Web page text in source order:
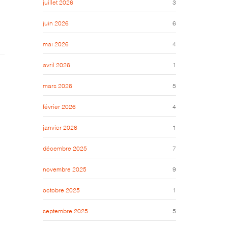
juillet 2026 3
juin 2026 6
mai 2026 4
avril 2026 1
mars 2026 5
février 2026 4
janvier 2026 1
décembre 2025 7
novembre 2025 9
octobre 2025 1
septembre 2025 5